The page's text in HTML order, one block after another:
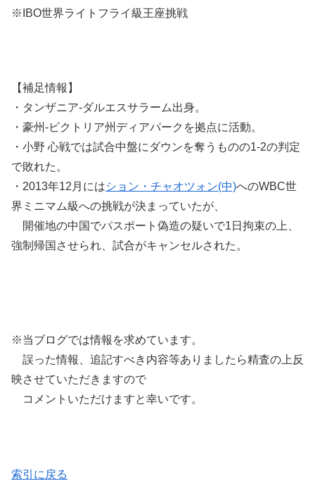
※IBO世界ライトフライ級王座挑戦
【補足情報】
・タンザニア-ダルエスサラーム出身。
・豪州-ビクトリア州ディアパークを拠点に活動。
・小野 心戦では試合中盤にダウンを奪うものの1-2の判定
で敗れた。
・2013年12月にはション・チャオツォン(中)へのWBC世
界ミニマム級への挑戦が決まっていたが、
開催地の中国でパスポート偽造の疑いで1日拘束の上、
強制帰国させられ、試合がキャンセルされた。
※当ブログでは情報を求めています。
誤った情報、追記すべき内容等ありましたら精査の上反
映させていただきますので
コメントいただけますと幸いです。
索引に戻る